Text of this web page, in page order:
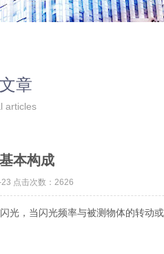
章
articles
本构成
点击次数：2626
，当闪光频率与被测物体的转动